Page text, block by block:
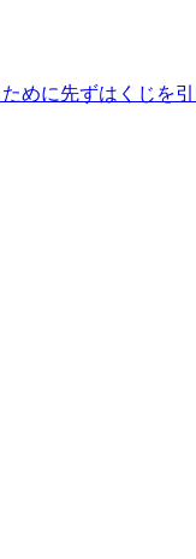
めに先ずはくじを